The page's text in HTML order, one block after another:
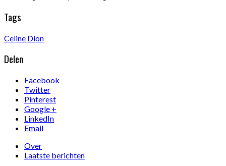
Tags
Celine Dion
Delen
Facebook
Twitter
Pinterest
Google +
LinkedIn
Email
Over
Laatste berichten